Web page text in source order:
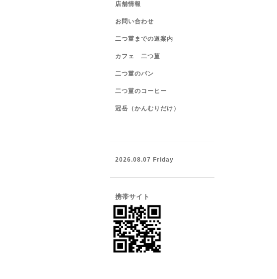
店舗情報
お問い合わせ
二つ菫までの道案内
カフェ 二つ菫
二つ菫のパン
二つ菫のコーヒー
冠岳（かんむりだけ）
2026.08.07 Friday
携帯サイト